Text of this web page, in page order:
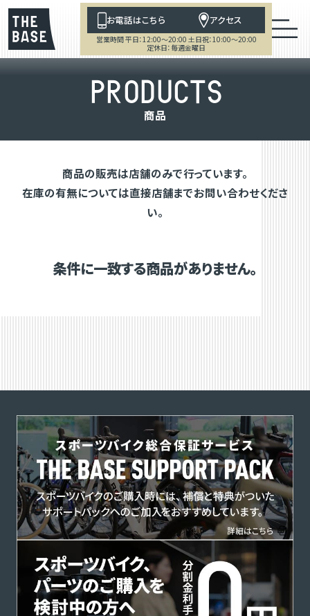
お電話はこちら アクセス
営業時間 平日：12:00～20:00 土日祝：10:00～20:00
定休日：毎週金曜日
PRODUCTS
商品
商品の販売は店舗のみで行っています。
在庫の有無については直接店舗までお問い合わせくださ
い。
条件に一致する商品がありません。